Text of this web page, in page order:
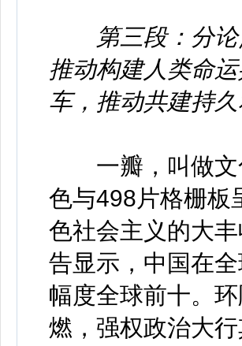
第三段：分
推动构建人类命
车，推动共建持
一瓣，叫做文
色与498片格栅板
色社会主义的大
告显示，中国在
幅度全球前十。
燃，强权政治大